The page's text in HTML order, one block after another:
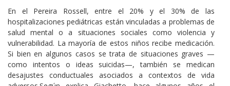
En el Pereira Rossell, entre el 20% y el 30% de las
hospitalizaciones pediátricas están vinculadas a problemas de
salud mental o a situaciones sociales como violencia y
vulnerabilidad. La mayoría de estos niños recibe medicación.
Si bien en algunos casos se trata de situaciones graves —
como intentos o ideas suicidas—, también se medican
desajustes conductuales asociados a contextos de vida